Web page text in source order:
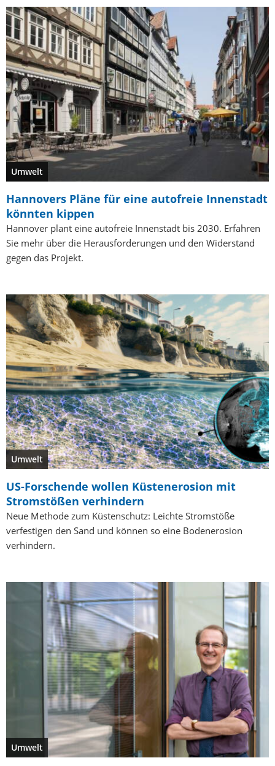
Umwelt
Hannovers Pläne für eine autofreie Innenstadt
könnten kippen
Hannover plant eine autofreie Innenstadt bis 2030. Erfahren
Sie mehr über die Herausforderungen und den Widerstand
gegen das Projekt.
Umwelt
US-Forschende wollen Küstenerosion mit
Stromstößen verhindern
Neue Methode zum Küstenschutz: Leichte Stromstöße
verfestigen den Sand und können so eine Bodenerosion
verhindern.
Umwelt